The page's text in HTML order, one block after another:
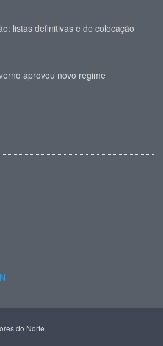
listas definitivas e de colocação
aprovou novo regime
do Norte